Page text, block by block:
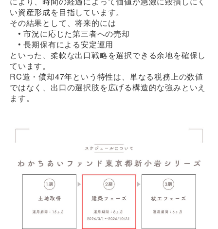
い資産形成を目指しています。
その結果として、将来的には
• 市況に応じた第三者への売却
• 長期保有による安定運用
といった、柔軟な出口戦略を選択できる余地を確保し
ています。
RC造・償却47年という特性は、単なる税務上の数値
ではなく、出口の選択肢を広げる構造的な強みといえ
ます。